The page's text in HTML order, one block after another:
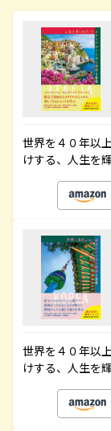
世界を４０年以
けする、人生を
世界を４０年以
けする、人生を